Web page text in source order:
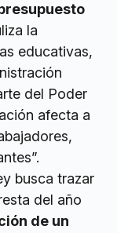
la
educativas,
del Poder
afecta a
busca trazar
del año
de un